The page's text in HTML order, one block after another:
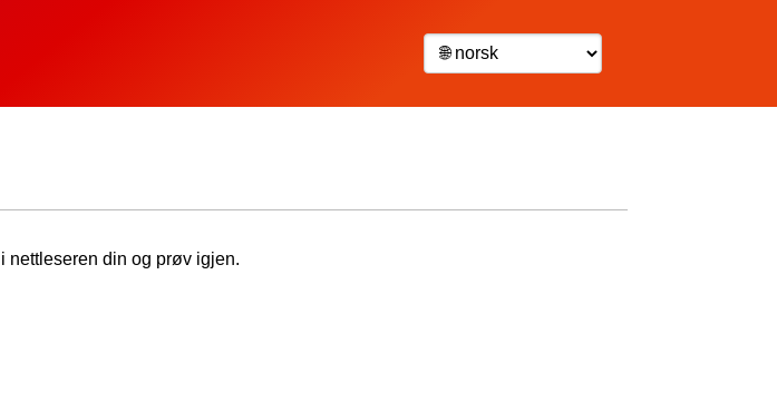
nettleseren din og prøv igjen.